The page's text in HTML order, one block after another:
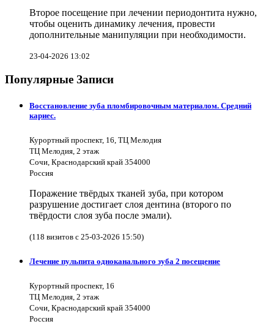
Второе посещение при лечении периодонтита нужно,
чтобы оценить динамику лечения, провести
дополнительные манипуляции при необходимости.
23-04-2026 13:02
Популярные Записи
Восстановление зуба пломбировочным материалом. Средний
кариес.
Курортный проспект, 16, ТЦ Мелодия
ТЦ Мелодия, 2 этаж
Сочи, Краснодарский край 354000
Россия
Поражение твёрдых тканей зуба, при котором
разрушение достигает слоя дентина (второго по
твёрдости слоя зуба после эмали).
(118 визитов с 25-03-2026 15:50)
Лечение пульпита одноканального зуба 2 посещение
Курортный проспект, 16
ТЦ Мелодия, 2 этаж
Сочи, Краснодарский край 354000
Россия